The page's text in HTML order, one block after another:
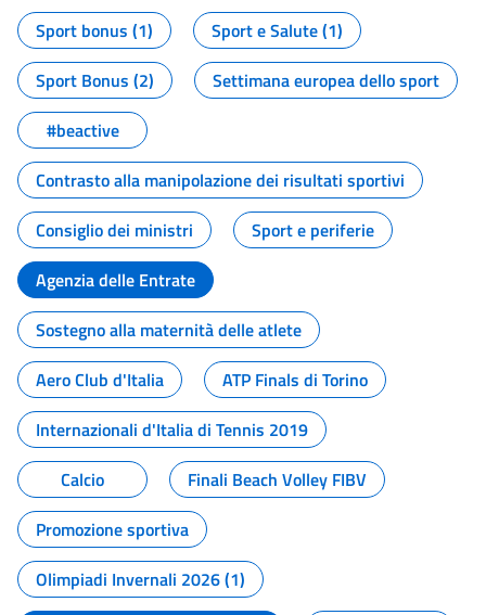
Sport bonus (1)
Sport e Salute (1)
Sport Bonus (2)
Settimana europea dello sport
#beactive
Contrasto alla manipolazione dei risultati sportivi
Consiglio dei ministri
Sport e periferie
Agenzia delle Entrate
Sostegno alla maternità delle atlete
Aero Club d'Italia
ATP Finals di Torino
Internazionali d'Italia di Tennis 2019
Calcio
Finali Beach Volley FIBV
Promozione sportiva
Olimpiadi Invernali 2026 (1)